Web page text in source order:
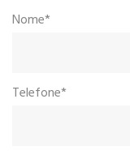
Nome*
Telefone*